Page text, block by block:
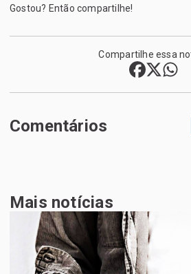
Gostou? Então compartilhe!
Compartilhe essa
Comentários
Mais notícias